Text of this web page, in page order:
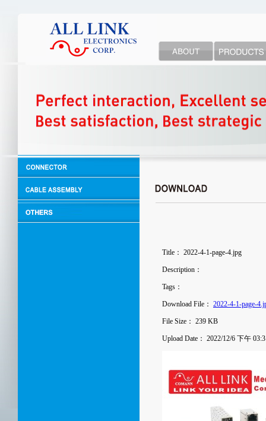
Title： 2022-4-1-page-4.jpg
Description：
Tags：
Download File： 2022-4-1-page-
File Size： 239 KB
Upload Date： 2022/12/6 下午